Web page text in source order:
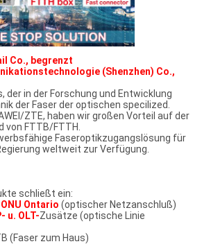
Co., begrenzt
(Shenzhen) Co.,
der in der Forschung und Entwicklung
der Faser der optischen specilized.
ZTE, haben wir großen Vorteil auf der
von FTTB/FTTH.
Faseroptikzugangslösung für
weltweit zur Verfügung.
schließt ein:
ONU Ontario (optischer Netzanschluß)
u. OLT-Zusätze (optische Linie
(Faser zum Haus)